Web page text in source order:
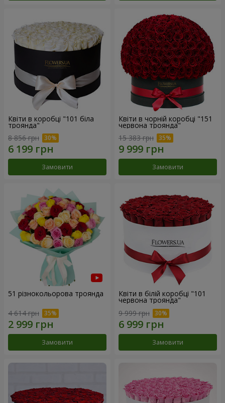
Квіти в коробці "101 біла
троянда"
8 856 грн
Замовити
Квіти в чорній коробці "151
червона троянда"
15 383 грн
Замовити
51 різнокольорова троянда
4 614 грн
Замовити
Квіти в білій коробці "101
червона троянда"
9 999 грн
Замовити